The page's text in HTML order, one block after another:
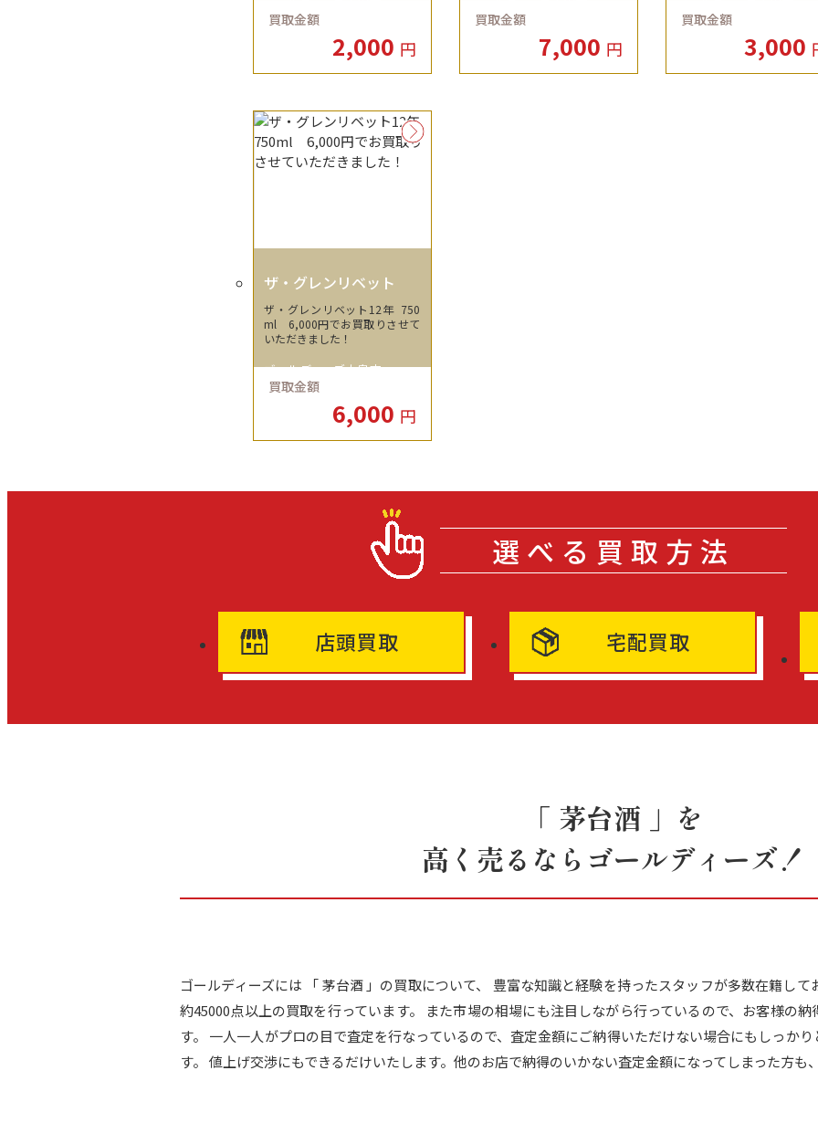
買取金額
2,000 円
買取金額
7,000 円
買取金額
3,000
ザ・グレンリベット
ザ・グレンリベット12年 750
ml 6,000円でお買取りさせて
いただきました！
ゴールディーズ大泉店
買取金額
6,000 円
選べる買取方法
店頭買取 宅配買取
「 茅台酒 」を
高く売るならゴールディーズ！
ゴールディーズには 「 茅台酒 」の買取について、 豊富な知識と経験を持ったスタッフが多数在籍し
約45000点以上の買取を行っています。 また市場の相場にも注目しながら行っているので、お客様の
す。 一人一人がプロの目で査定を行なっているので、査定金額にご納得いただけない場合にもしっか
す。 値上げ交渉にもできるだけいたします。他のお店で納得のいかない査定金額になってしまった方も